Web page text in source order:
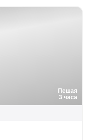
Пешая
3 часа